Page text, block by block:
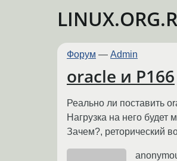
Форум — Admin
oracle и P166
Реально ли поставить
Нагрузка на него будет
Зачем?, реторический